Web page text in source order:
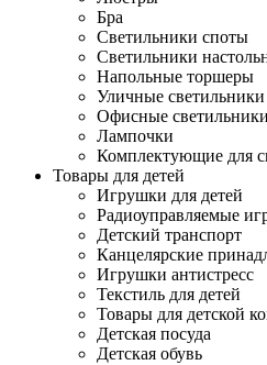
Бра
Светильники споты
Светильники
Напольные торшеры
Уличные светильники
Офисные светильники
Лампочки
Комплектующие для
Товары для детей
Игрушки для детей
Радиоуправляемые
Детский транспорт
Канцелярские
Игрушки антистресс
Текстиль для детей
Товары для детской
Детская посуда
Детская обувь